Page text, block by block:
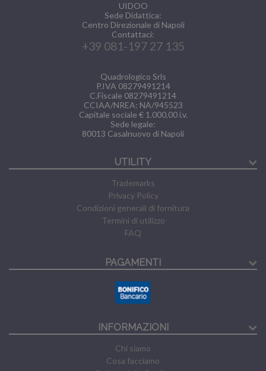
UIDOO
Sede Didattica:
Centro Direzionale di Napoli
Contattaci:
+39 081-197 27 135
Quadrologico Srls
P.IVA 08279491214
C.Fiscale 08279491214
CCIAA/NREA: NA/945523
Capitale sociale € 1.000,00 i.v.
Sede legale:
80013 Casalnuovo di Napoli
UTILITY
Trademarks
Privacy Policy
Condizioni generali di fornitura
Termini di utilizzo
FAQ
PAGAMENTI
INFORMAZIONI
Chi siamo
Cosa facciamo